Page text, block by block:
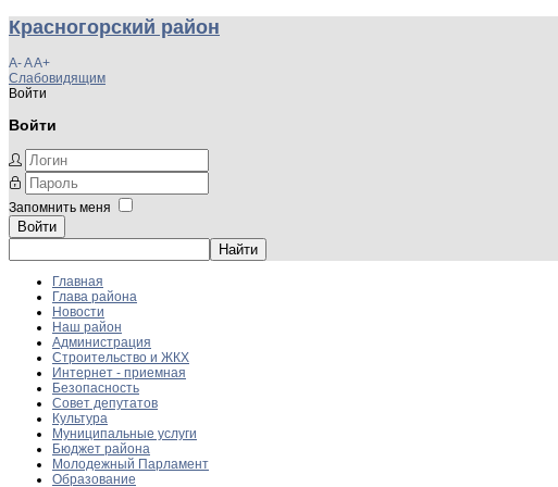
Красногорский район
A-AA+
Слабовидящим
Войти
Войти
Запомнить меня
Войти
Главная
Глава района
Новости
Наш район
Администрация
Строительство и ЖКХ
Интернет - приемная
Безопасность
Совет депутатов
Культура
Муниципальные услуги
Бюджет района
Молодежный Парламент
Образование